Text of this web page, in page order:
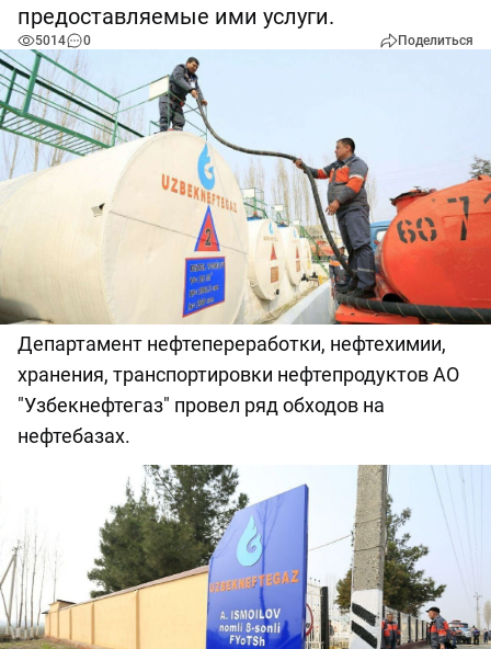
предоставляемые ими услуги.
5014 0 Поделиться
Департамент нефтепереработки, нефтехимии,
хранения, транспортировки нефтепродуктов АО
"Узбекнефтегаз" провел ряд обходов на
нефтебазах.